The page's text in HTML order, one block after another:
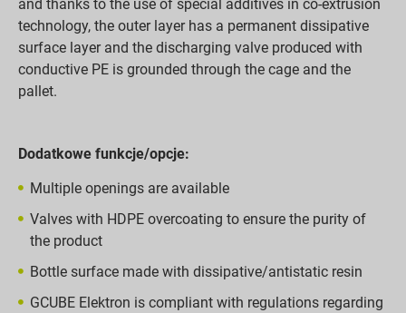
and thanks to the use of special additives in co-extrusion
technology, the outer layer has a permanent dissipative
surface layer and the discharging valve produced with
conductive PE is grounded through the cage and the
pallet.
Dodatkowe funkcje/opcje:
Multiple openings are available
Valves with HDPE overcoating to ensure the purity of
the product
Bottle surface made with dissipative/antistatic resin
GCUBE Elektron is compliant with regulations regarding